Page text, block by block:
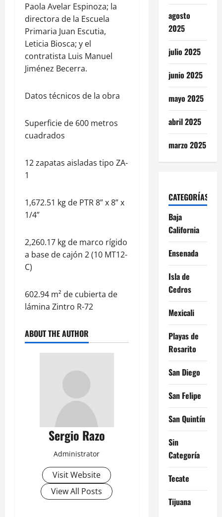
Paola Avelar Espinoza; la
directora de la Escuela
Primaria Juan Escutia,
Leticia Biosca; y el
contratista Luis Manuel
Jiménez Becerra.
Datos técnicos de la obra
Superficie de 600 metros
cuadrados
12 zapatas aisladas tipo ZA-
1
1,672.51 kg de PTR 8” x 8” x
1/4”
2,260.17 kg de marco rígido
a base de cajón 2 (10 MT12-
C)
602.94 m² de cubierta de
lámina Zintro R-72
ABOUT THE AUTHOR
Sergio Razo
Administrator
Visit Website
View All Posts
agosto
2025
julio 2025
junio 2025
mayo 2025
abril 2025
marzo 2025
CATEGORÍAS
Baja
California
Ensenada
Isla de
Cedros
Mexicali
Playas de
Rosarito
San Diego
San Felipe
San Quintín
Sin
Categoría
Tecate
Tijuana